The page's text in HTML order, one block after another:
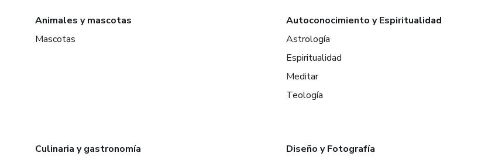
Animales y mascotas
Mascotas
Autoconocimiento y Espiritualidad
Astrología
Espiritualidad
Meditar
Teología
Culinaria y gastronomía
Diseño y Fotografía